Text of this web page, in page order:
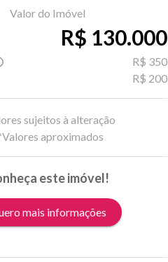
Valor do Imóvel
R$ 130.000
R$ 350
R$ 200
sujeitos à alteração
aproximados
este imóvel!
mais informações